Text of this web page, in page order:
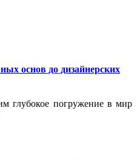
основ до дизайнерских
глубокое погружение в мир